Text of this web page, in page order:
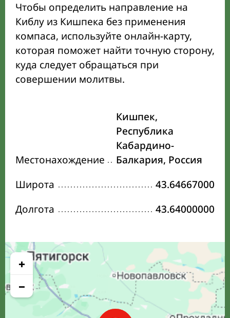
Чтобы определить направление на
Киблу из Кишпека без применения
компаса, используйте онлайн-карту,
которая поможет найти точную сторону,
куда следует обращаться при
совершении молитвы.
Местонахождение
Кишпек,
Республика
Кабардино-
Балкария, Россия
Широта
43.64667000
Долгота
43.64000000
+
−